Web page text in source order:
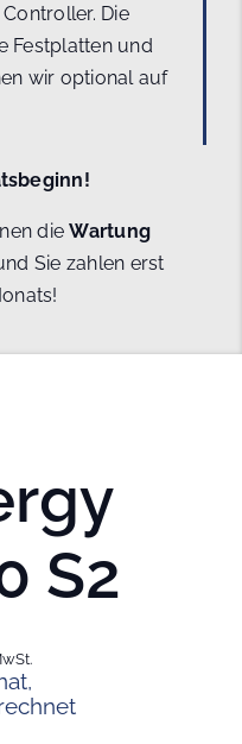
Die
Festplatten und
wir optional auf
dieWartung
Sie zahlen erst
S2